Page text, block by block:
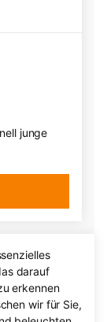
junge
darauf
erkennen
wir für Sie,